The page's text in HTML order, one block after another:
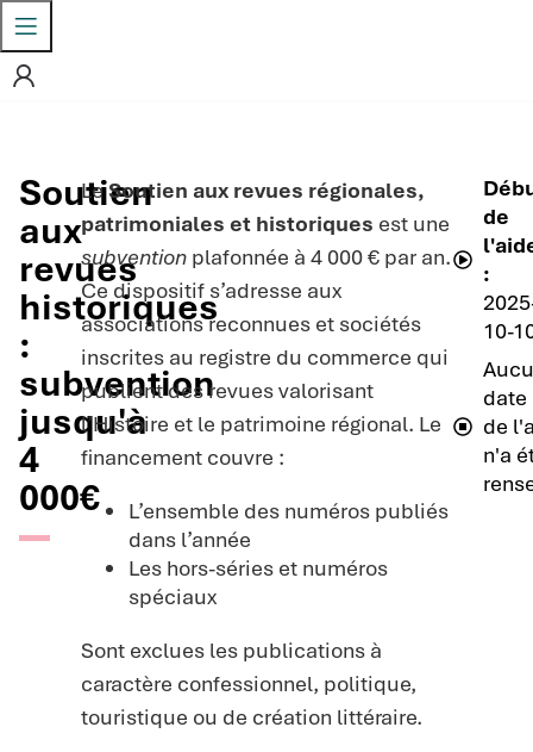
Soutien
aux
revues
historiques
:
subvention
jusqu'à
4
000€
LeSoutien aux revues régionales,
patrimoniales et historiques est une
subvention plafonnée à 4 000 € par an.
Ce dispositif s’adresse aux
associations reconnues et sociétés
inscrites au registre du commerce qui
publient des revues valorisant
l’Histoire et le patrimoine régional. Le
financement couvre :
L’ensemble des numéros publiés
dans l’année
Les hors-séries et numéros
spéciaux
Sont exclues les publications à
caractère confessionnel, politique,
touristique ou de création littéraire.
de
:
10-
date
de
n'a